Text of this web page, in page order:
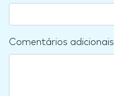
Comentários adicionais